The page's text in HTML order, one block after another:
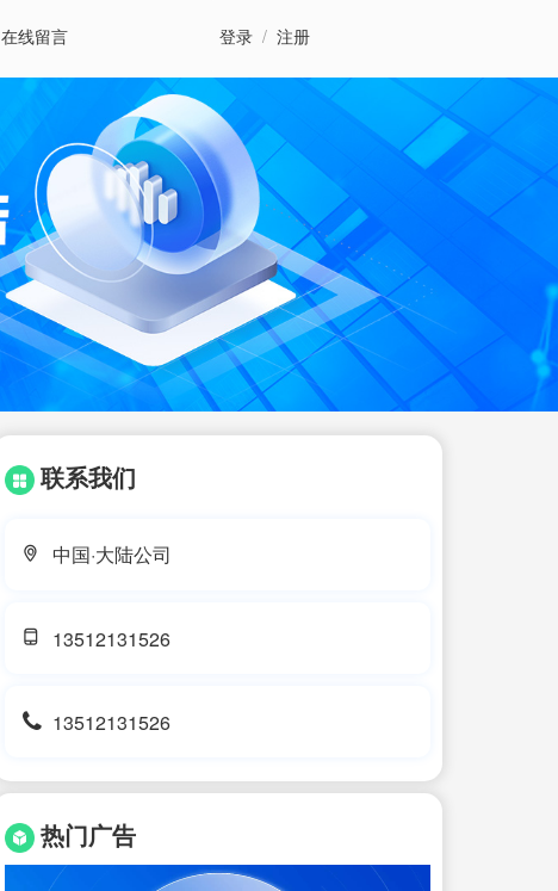
在线留言 登录 / 注册
联系我们
中国·大陆公司
13512131526
13512131526
热门广告